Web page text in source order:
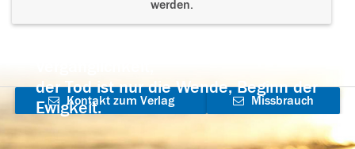
werden.
der Tod ist nur die Wende, Beginn der
Ewigkeit.
Kontakt zum Verlag
aufnehmen
Missbrauch